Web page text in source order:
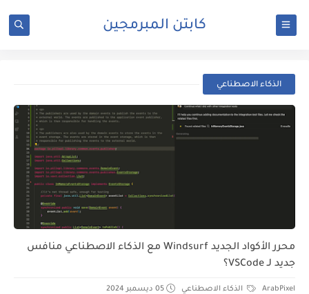
كابتن المبرمجين
الذكاء الاصطناعي
محرر الأكواد الجديد Windsurf مع الذكاء الاصطناعي منافس
جديد لـ VSCode؟
ArabPixel الذكاء الاصطناعي 05 ديسمبر 2024